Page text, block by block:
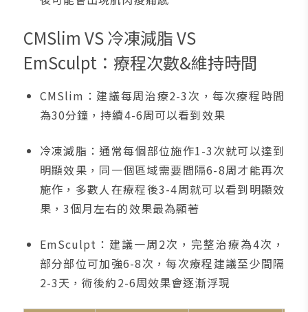
CMSlim VS 冷凍減脂 VS
EmSculpt：療程次數&維持時間
CMSlim：建議每周治療2-3次，每次療程時間
為30分鐘，持續4-6周可以看到效果
冷凍減脂：通常每個部位施作1-3次就可以達到
明顯效果，同一個區域需要間隔6-8周才能再次
施作，多數人在療程後3-4周就可以看到明顯效
果，3個月左右的效果最為顯著
EmSculpt：建議一周2次，完整治療為4次，
部分部位可加強6-8次，每次療程建議至少間隔
2-3天，術後約2-6周效果會逐漸浮現